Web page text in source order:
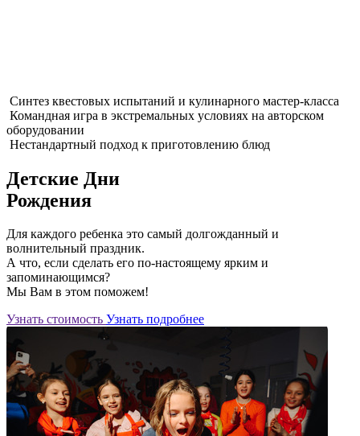
Синтез квестовых испытаний и кулинарного мастер-класса
Командная игра в экстремальных условиях на авторском
оборудовании
Нестандартный подход к приготовлению блюд
Детские Дни
Рождения
Для каждого ребенка это самый долгожданный и
волнительный праздник.
А что, если сделать его по-настоящему ярким и
запоминающимся?
Мы Вам в этом поможем!
Узнать стоимость Узнать подробнее